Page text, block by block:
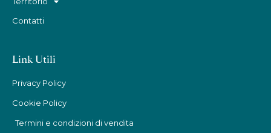
Contatti
Link Utili
Privacy Policy
Cookie Policy
Termini e condizioni di vendita